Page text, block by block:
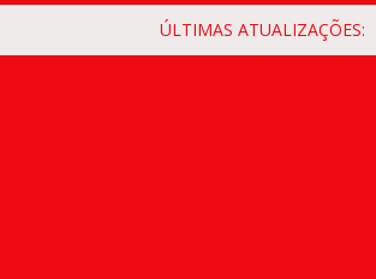
ÚLTIMAS ATUALIZAÇÕES: